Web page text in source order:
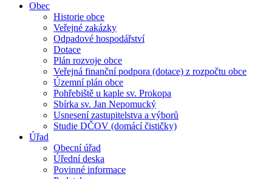
Obec
Historie obce
Veřejné zakázky
Odpadové hospodářství
Dotace
Plán rozvoje obce
Veřejná finanční podpora (dotace) z rozpočtu obce
Územní plán obce
Pohřebiště u kaple sv. Prokopa
Sbírka sv. Jan Nepomucký
Usnesení zastupitelstva a výborů
Studie DČOV (domácí čističky)
Úřad
Obecní úřad
Úřední deska
Povinné informace